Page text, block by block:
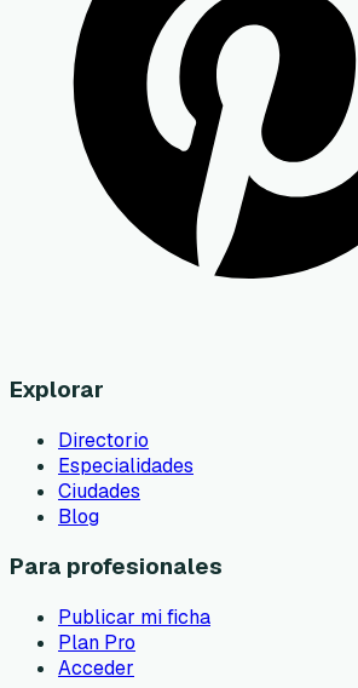
Explorar
Directorio
Especialidades
Ciudades
Blog
Para profesionales
Publicar mi ficha
Plan Pro
Acceder